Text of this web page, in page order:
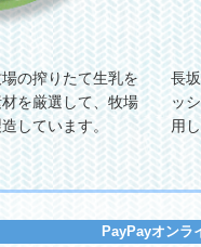
の搾りたて生乳を
を厳選して、牧場
しています。
長
ッ
用
PayPayオンラ